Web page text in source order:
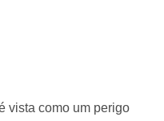
vista como um perigo